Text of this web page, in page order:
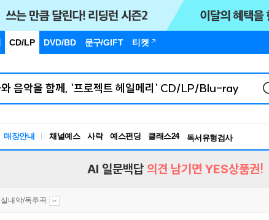
CD/LP DVD/BD 문구/GIFT 티켓
매장안내 채널예스 사락 예스펀딩 클래스24
독서유형검사
RBTI Lab
AI 일문백답 의견 남기면 YES상품권!
실내악/독주곡